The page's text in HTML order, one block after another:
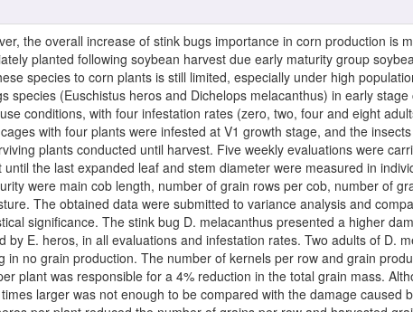
the overall increase of stink bugs importance in corn production is
planted following soybean harvest due early maturity group
species to corn plants is still limited, especially under high
(Euschistus heros and Dichelops melacanthus) in early stage
conditions, with four infestation rates (zero, two, four and eight
with four plants were infested at V1 growth stage, and the
plants conducted until harvest. Five weekly evaluations were
the last expanded leaf and stem diameter were measured in
were main cob length, number of grain rows per cob, number of
The obtained data were submitted to variance analysis and
significance. The stink bug D. melacanthus presented a higher
E. heros, in all evaluations and infestation rates. Two adults of D.
no grain production. The number of kernels per row and grain
plant was responsible for a 4% reduction in the total grain mass.
larger was not enough to be compared with the damage caused